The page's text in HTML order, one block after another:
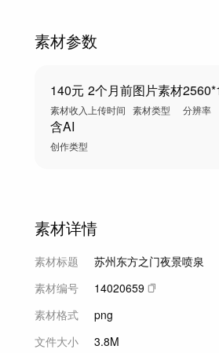
素材参数
140元
素材收入
2个月前
上传时间
图片素材
素材类型 分辨率
含AI
创作类型
素材详情
素材标题
苏州东方之门夜景喷泉
素材编号
14020659
素材格式
png
文件大小
3.8M